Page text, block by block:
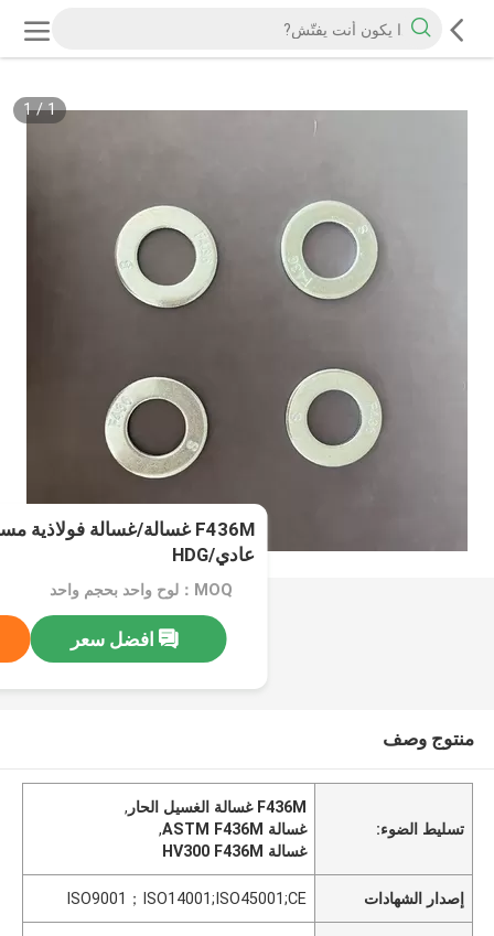
1
/
1
عادي/HDG
MOQ：لوح واحد بحجم واحد
افضل سعر
منتوج وصف
تسليط الضوء:
F436M غسالة الغسيل الحار
,
غسالة ASTM F436M
,
غسالة HV300 F436M
إصدار الشهادات ISO9001；ISO14001;ISO45001;CE